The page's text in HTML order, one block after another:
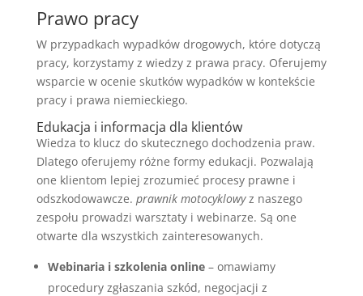
Prawo pracy
W przypadkach wypadków drogowych, które dotyczą
pracy, korzystamy z wiedzy z prawa pracy. Oferujemy
wsparcie w ocenie skutków wypadków w kontekście
pracy i prawa niemieckiego.
Edukacja i informacja dla klientów
Wiedza to klucz do skutecznego dochodzenia praw.
Dlatego oferujemy różne formy edukacji. Pozwalają
one klientom lepiej zrozumieć procesy prawne i
odszkodowawcze. prawnik motocyklowyz naszego
zespołu prowadzi warsztaty i webinarze. Są one
otwarte dla wszystkich zainteresowanych.
Webinaria i szkolenia online– omawiamy
procedury zgłaszania szkód, negocjacji z